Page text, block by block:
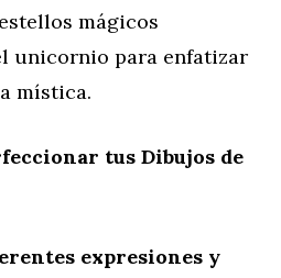
mágicos
unicornio para enfatizar
mística.
tus Dibujos de
expresiones y